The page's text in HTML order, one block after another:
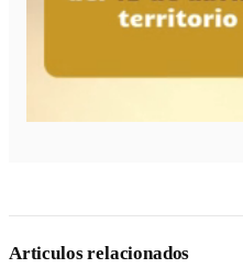
Articulos relacionados